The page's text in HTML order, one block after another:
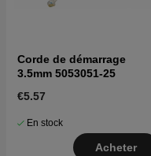
Corde de démarrage
3.5mm 5053051-25
€5.57
En stock
Acheter